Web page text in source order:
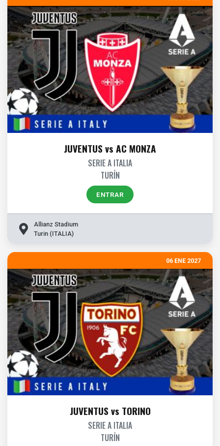
JUVENTUS vs AC MONZA
SERIE A ITALIA
TURÍN
ENTRAR
Allianz Stadium
Turin (ITALIA)
06 ENE 2027
JUVENTUS vs TORINO
SERIE A ITALIA
TURÍN